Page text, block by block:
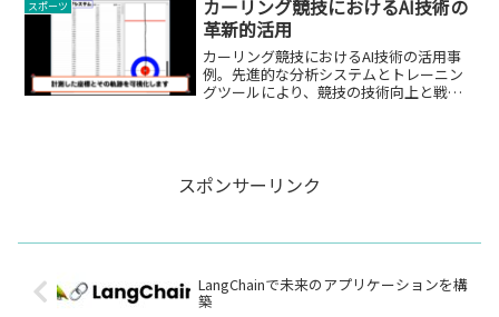
スポーツ
カーリング競技におけるAI技術の
革新的活用
カーリング競技におけるAI技術の活用事
例。先進的な分析システムとトレーニン
グツールにより、競技の技術向上と戦略
スポンサーリンク
LangChainで未来のアプリケーションを構
築